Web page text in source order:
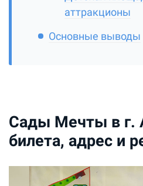
аттракционы
Основные выводы
Сады Мечты в г.
билета, адрес и